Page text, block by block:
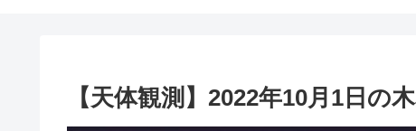
【天体観測】2022年10月1日の